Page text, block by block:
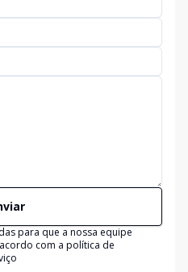
para que a nossa equipe
com a política de